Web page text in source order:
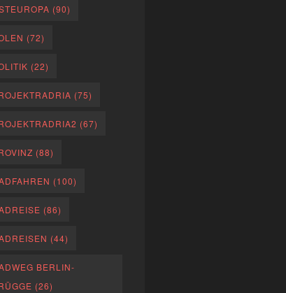
(90)
(72)
(22)
(75)
(67)
(88)
(100)
(86)
(44)
BERLIN-
(26)